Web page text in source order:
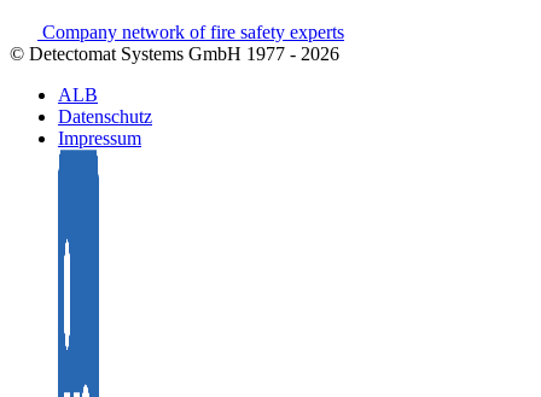
Company network of fire safety experts
© Detectomat Systems GmbH 1977 - 2026
ALB
Datenschutz
Impressum